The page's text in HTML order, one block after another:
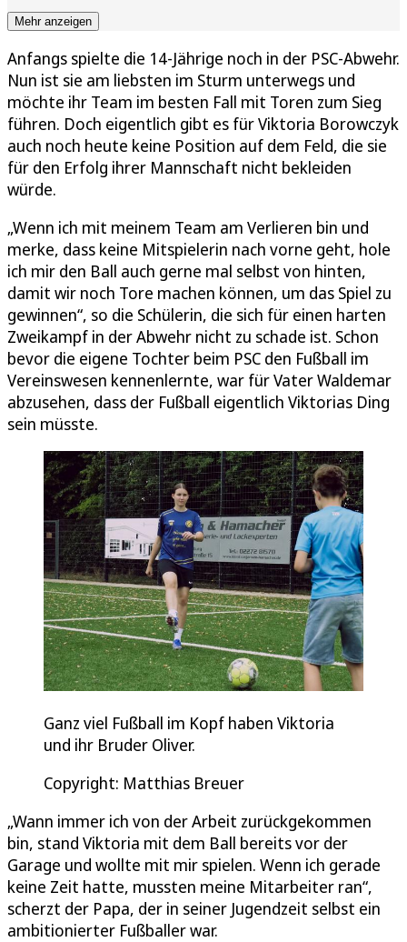
Mehr anzeigen
Anfangs spielte die 14-Jährige noch in der PSC-Abwehr.
Nun ist sie am liebsten im Sturm unterwegs und
möchte ihr Team im besten Fall mit Toren zum Sieg
führen. Doch eigentlich gibt es für Viktoria Borowczyk
auch noch heute keine Position auf dem Feld, die sie
für den Erfolg ihrer Mannschaft nicht bekleiden
würde.
„Wenn ich mit meinem Team am Verlieren bin und
merke, dass keine Mitspielerin nach vorne geht, hole
ich mir den Ball auch gerne mal selbst von hinten,
damit wir noch Tore machen können, um das Spiel zu
gewinnen“, so die Schülerin, die sich für einen harten
Zweikampf in der Abwehr nicht zu schade ist. Schon
bevor die eigene Tochter beim PSC den Fußball im
Vereinswesen kennenlernte, war für Vater Waldemar
abzusehen, dass der Fußball eigentlich Viktorias Ding
sein müsste.
Ganz viel Fußball im Kopf haben Viktoria
und ihr Bruder Oliver.
Copyright: Matthias Breuer
„Wann immer ich von der Arbeit zurückgekommen
bin, stand Viktoria mit dem Ball bereits vor der
Garage und wollte mit mir spielen. Wenn ich gerade
keine Zeit hatte, mussten meine Mitarbeiter ran“,
scherzt der Papa, der in seiner Jugendzeit selbst ein
ambitionierter Fußballer war.